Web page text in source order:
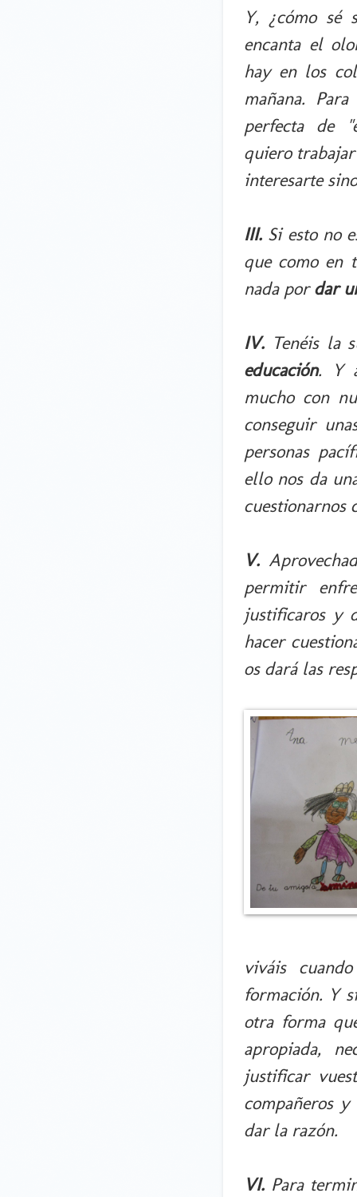
Y, ¿cómo sé
encanta el
hay en los
mañana.
perfecta de
quiero
interesarte sino
III. Si esto no
que como en
nada pordar
IV. Tenéis la
educación. Y
mucho con
conseguir
personas
ello nos da
cuestionarnos
V.
permitir
justificaros y
hacer
os dará las
viváis
formación. Y
otra forma
apropiada,
justificar
compañeros
dar la razón.
VI. Para